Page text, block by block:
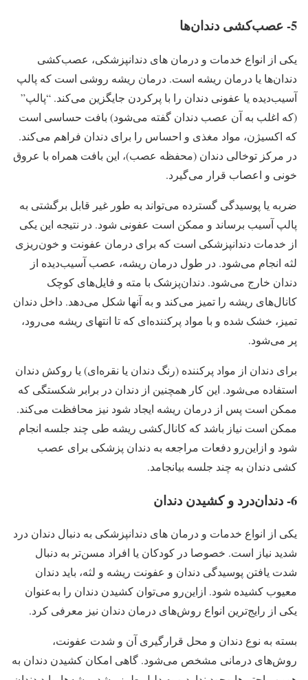
5- عصب‌کشی دندان‌ها
یکی از انواع خدمات و درمان‌ های دندانپزشکی، عصب‌کشی
دندان‌ها یا درمان ریشه است. درمان ریشه روشی است که پالپ
آسیب‌دیده یا عفونی دندان را با پرکردن جایگزین می‌کند. “پالپ”
(که اغلب به آن عصب دندان گفته می‌شود) بافت حساسی است
که اکسیژن، مواد مغذی و احساس را برای دندان فراهم می‌کند.
در مرکز توخالی دندان (محفظه عصب)، این بافت همراه با عروق
خونی و اعصاب قرار می‌گیرد.
ضربه یا پوسیدگی گسترده می‌تواند به طور غیر قابل برگشتی به
پالپ آسیب برساند و ممکن است عفونی شود. در نتیجه این یکی
از خدمات دندانپزشکی است که برای درمان عفونت و خون‌ریزی
لثه انجام می‌شود. در طول درمان ریشه، عصب آسیب‌دیده از
دندان خارج می‌شود. دندان‌پزشک با مته و فایل‌های کوچک
کانال‌های ریشه را تمیز می‌کند و به آنها شکل می‌دهد. داخل دندان
تمیز، خشک شده و با مواد پرکننده‌ای که تا انتهای ریشه می‌رود،
پر می‌شود.
برای دندان از مواد پرکننده (رنگ دندان یا نقره‌ای) یا روکش دندان
استفاده می‌شود. این کار همچنین از دندان در برابر شکستگی که
ممکن است پس از درمان ریشه ایجاد شود نیز محافظت می‌کند.
ممکن است نیاز باشد که کانال‌کشی ریشه طی چند جلسه انجام
شود و ازاین‌رو دفعات مراجعه به دندان پزشکی برای عصب
کشی دندان به چند جلسه بیانجامد.
6- دندان‌درد و کشیدن دندان
یکی از انواع خدمات و درمان‌ های دندانپزشکی به دنبال دندان درد
شدید نیاز است. خصوصا در کودکان یا افراد مسن‌تر به دنبال
شدت یافتن پوسیدگی دندان و عفونت ریشه و لثه، باید دندان
معیوب کشیده شود. ازاین‌رو می‌توان کشیدن دندان را به‌عنوان
یکی از رایج‌ترین انواع روش‌های درمان دندان نیز معرفی کرد.
بسته به نوع دندان و محل قرارگیری آن و شدت عفونت،
روش‌های درمانی مشخص می‌شود. گاهی امکان کشیدن دندان به